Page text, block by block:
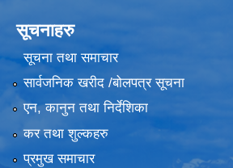
सूचनाहरु
सूचना तथा समाचार
सार्वजनिक खरीद /बोलपत्र सूचना
एन, कानुन तथा निर्देशिका
कर तथा शुल्कहरु
प्रमुख समाचार